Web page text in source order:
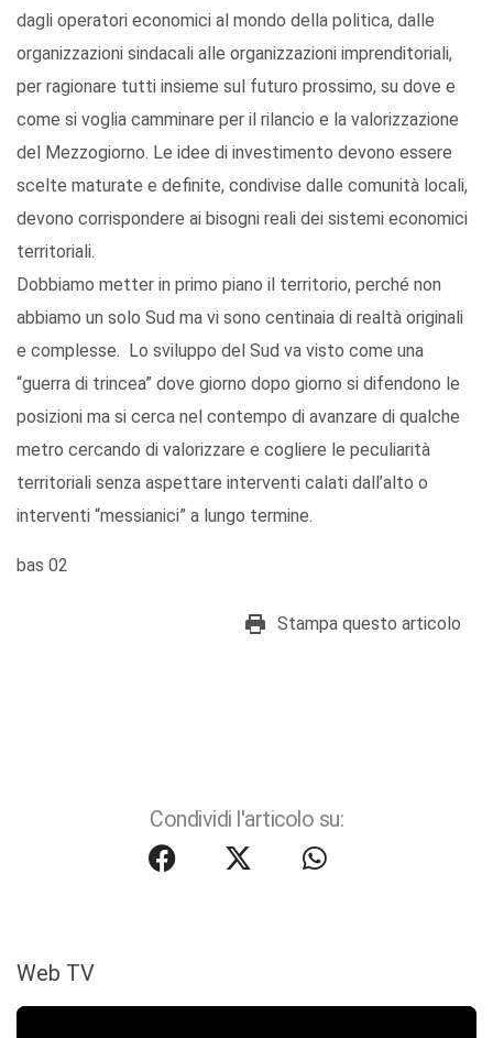
dagli operatori economici al mondo della politica, dalle
organizzazioni sindacali alle organizzazioni imprenditoriali,
per ragionare tutti insieme sul futuro prossimo, su dove e
come si voglia camminare per il rilancio e la valorizzazione
del Mezzogiorno. Le idee di investimento devono essere
scelte maturate e definite, condivise dalle comunità locali,
devono corrispondere ai bisogni reali dei sistemi economici
territoriali.
Dobbiamo metter in primo piano il territorio, perché non
abbiamo un solo Sud ma vi sono centinaia di realtà originali
e complesse. Lo sviluppo del Sud va visto come una
“guerra di trincea” dove giorno dopo giorno si difendono le
posizioni ma si cerca nel contempo di avanzare di qualche
metro cercando di valorizzare e cogliere le peculiarità
territoriali senza aspettare interventi calati dall’alto o
interventi “messianici” a lungo termine.
bas 02
Stampa questo articolo
Condividi l'articolo su:
Web TV